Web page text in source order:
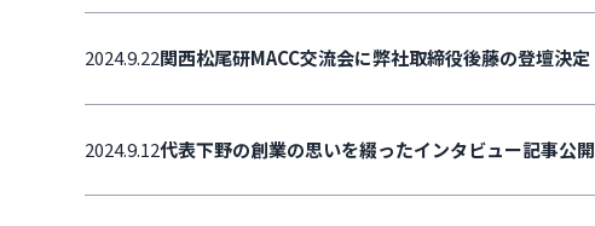
2024.9.22関西松尾研MACC交流会に弊社取締役後藤の登壇決定
2024.9.12代表下野の創業の思いを綴ったインタビュー記事公開